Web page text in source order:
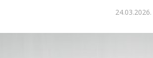
24.03.2026.